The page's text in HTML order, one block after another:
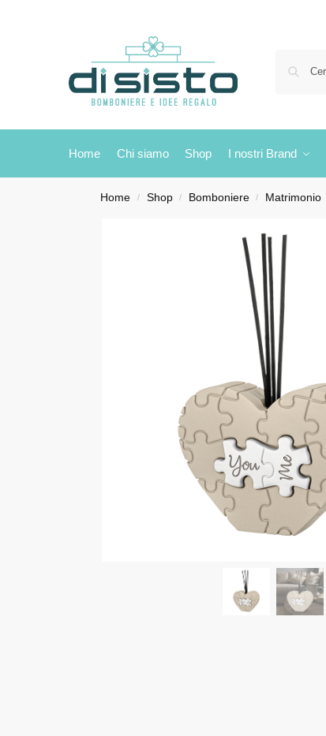
Home Chi siamo Shop I nostri Brand
Home / Shop / Bomboniere / Matrimonio